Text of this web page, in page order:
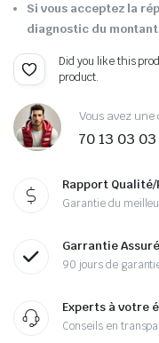
Si vous acceptez la
diagnostic du
Did you like this
product.
Vous avez une
70 13 03 03
Rapport
Garantie du
Garrantie
90 jours de
Experts à votre
Conseils en